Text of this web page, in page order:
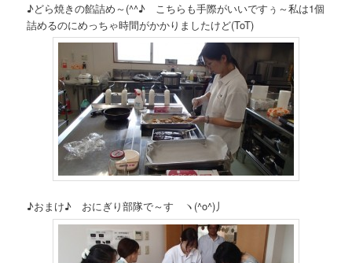
♪どら焼きの餡詰め～(^^♪ こちらも手際がいいですぅ～私は1個
詰めるのにめっちゃ時間がかかりましたけど(ToT)
♪おまけ♪ おにぎり部隊で～す ヽ(^o^)丿